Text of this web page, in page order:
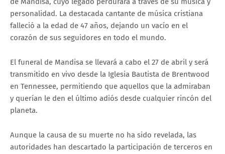
personalidad. La destacada cantante de música cristiana
falleció a la edad de 47 años, dejando un vacío en el
corazón de sus seguidores en todo el mundo.
El funeral de Mandisa se llevará a cabo el 27 de abril y será
transmitido en vivo desde la Iglesia Bautista de Brentwood
en Tennessee, permitiendo que aquellos que la admiraban
y querían le den el último adiós desde cualquier rincón del
planeta.
Aunque la causa de su muerte no ha sido revelada, las
autoridades han descartado la participación de terceros en